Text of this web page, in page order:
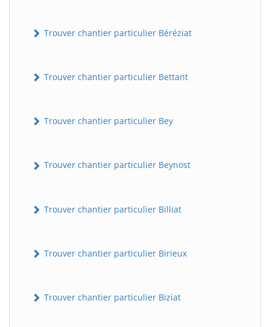
Trouver chantier particulier Béréziat
Trouver chantier particulier Bettant
Trouver chantier particulier Bey
Trouver chantier particulier Beynost
Trouver chantier particulier Billiat
Trouver chantier particulier Birieux
Trouver chantier particulier Biziat